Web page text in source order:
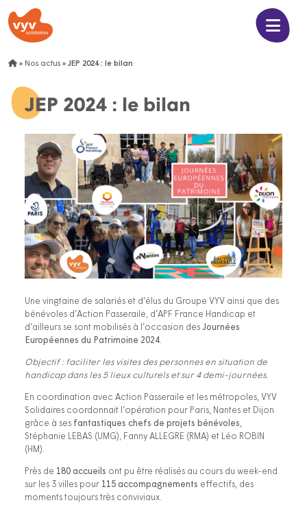
» Nos actus » JEP 2024 : le bilan
JEP 2024 : le bilan
Une vingtaine de salariés et d’élus du Groupe VYV ainsi que des
bénévoles d’Action Passeraile, d’APF France Handicap et
d’ailleurs se sont mobilisés à l’occasion des Journées
Européennes du Patrimoine 2024.
Objectif : faciliter les visites des personnes en situation de
handicap dans les 5 lieux culturels et sur 4 demi-journées.
En coordination avec Action Passeraile et les métropoles, VYV
Solidaires coordonnait l’opération pour Paris, Nantes et Dijon
grâce à ses fantastiques chefs de projets bénévoles,
Stéphanie LEBAS (UMG), Fanny ALLEGRE (RMA) et Léo ROBIN
(HM).
Près de 180 accueils ont pu être réalisés au cours du week-end
sur les 3 villes pour 115 accompagnements effectifs, des
moments toujours très conviviaux.